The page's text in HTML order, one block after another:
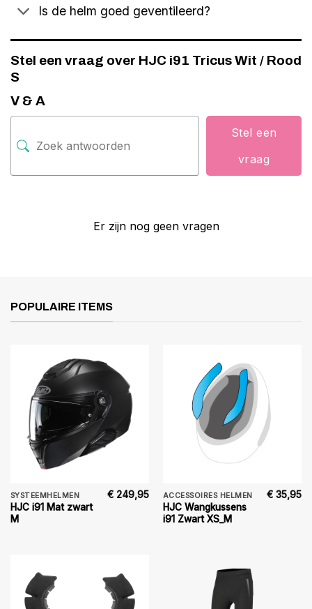
Is de helm goed geventileerd?
Stel een vraag over HJC i91 Tricus Wit / Rood
S
V & A
Stel een
vraag
Er zijn nog geen vragen
POPULAIRE ITEMS
SYSTEEMHELMEN
HJC i91 Mat zwart
M
€ 249,95 ACCESSOIRES HELMEN
HJC Wangkussens
i91 Zwart XS_M
€ 35,95